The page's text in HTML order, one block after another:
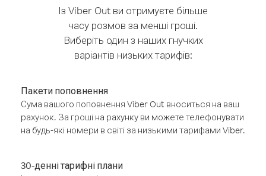
Із Viber Out ви отримуєте більше
часу розмов за менші гроші.
Виберіть один з наших гнучких
варіантів низьких тарифів:
Пакети поповнення
Сума вашого поповнення Viber Out вноситься на ваш
рахунок. За гроші на рахунку ви можете телефонувати
на будь-які номери в світі за низькими тарифами Viber.
30-денні тарифні плани